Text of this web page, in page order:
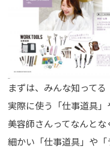
まずは、みんな知ってる
実際に使う「仕事道具」
美容師さんってなんとな
細かい「仕事道具」や